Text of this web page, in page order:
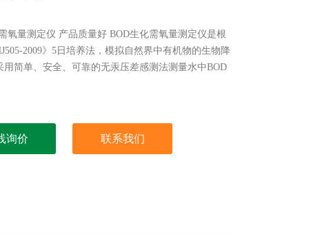
氧量测定仪 产品质量好 BOD生化需氧量测定仪是根
2009》5日培养法，模拟自然界中有机物的生物降
用简单、安全、可靠的无汞压差感测法测量水中BOD
询价 联系我们